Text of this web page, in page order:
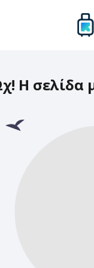
Η σελίδα